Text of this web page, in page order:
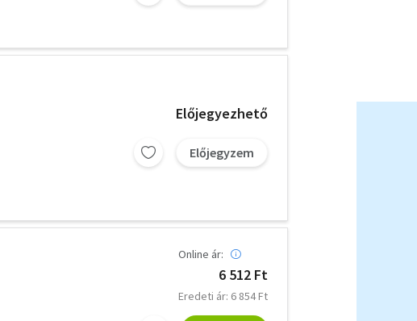
Előjegyezhető
Előjegyzem
Online ár:
6 512 Ft
Eredeti ár: 6 854 Ft